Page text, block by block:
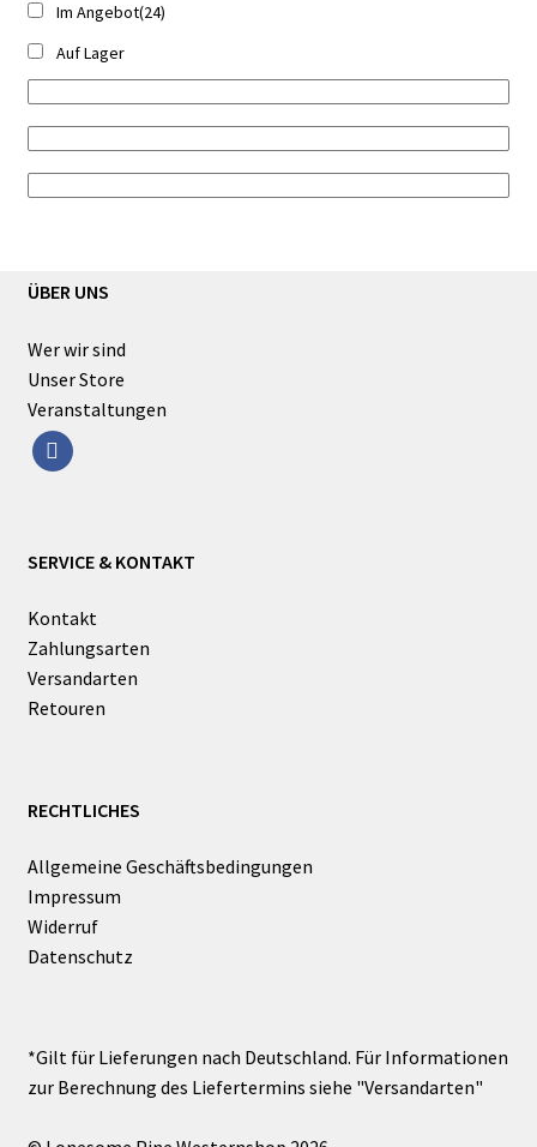
Im Angebot(24)
Auf Lager
ÜBER UNS
Wer wir sind
Unser Store
Veranstaltungen
facebook
SERVICE & KONTAKT
Kontakt
Zahlungsarten
Versandarten
Retouren
RECHTLICHES
Allgemeine Geschäftsbedingungen
Impressum
Widerruf
Datenschutz